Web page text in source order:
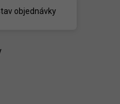
objednávky